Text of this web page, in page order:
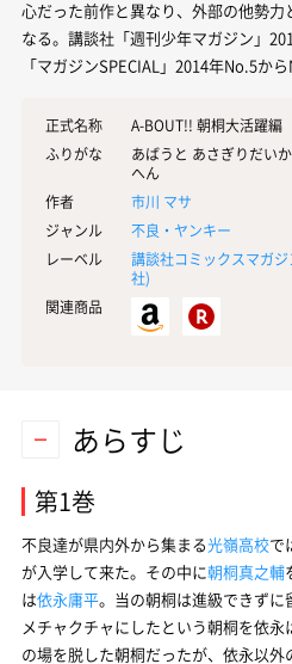
心だった前作と異なり、外部の他勢
なる。講談社「週刊少年マガジン」
「マガジンSPECIAL」2014年No.5か
正式名称
A-BOUT!! 朝桐大活躍編
ふりがな
あばうと あさぎりだい
へん
作者
市川 マサ
ジャンル
不良・ヤンキー
レーベル
講談社コミックスマガ
社)
関連商品
あらすじ
第1巻
不良達が県内外から集まる光嶺高校で
が入学して来た。その中に朝桐真之輔
は依永庸平。当の朝桐は進級できず
メチャクチャにしたという朝桐を依
の場を脱した朝桐だったが、依永以